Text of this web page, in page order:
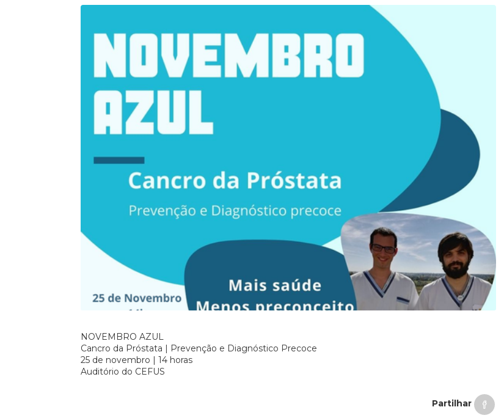
NOVEMBRO AZUL
Cancro da Próstata | Prevenção e Diagnóstico Precoce
25 de novembro | 14 horas
Auditório do CEFUS
Partilhar